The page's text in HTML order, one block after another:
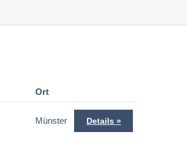
Ort
Münster Details